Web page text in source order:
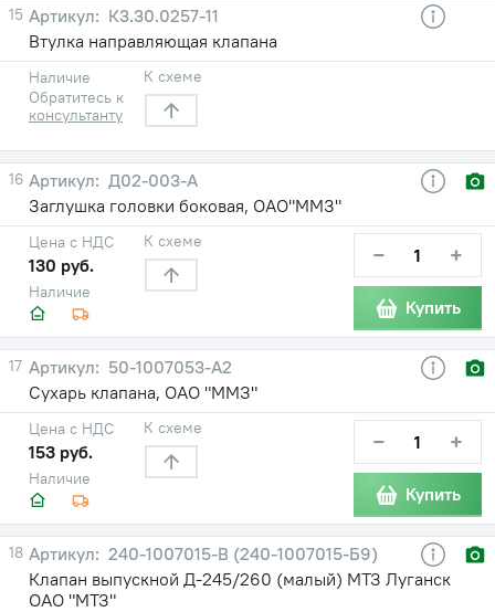
15
К3.30.0257-11
Втулка направляющая клапана
Наличие
Обратитесь к
консультанту
К схеме
16
Д02-003-А
Заглушка головки боковая, ОАО"ММЗ"
Наличие
Цена с НДС
130 руб.
К схеме − +
Купить
17
50-1007053-А2
Сухарь клапана, ОАО "ММЗ"
Наличие
Цена с НДС
153 руб.
К схеме − +
Купить
18
240-1007015-В (240-1007015-Б9)
Клапан выпускной Д-245/260 (малый) МТЗ Луганск
ОАО "МТЗ"